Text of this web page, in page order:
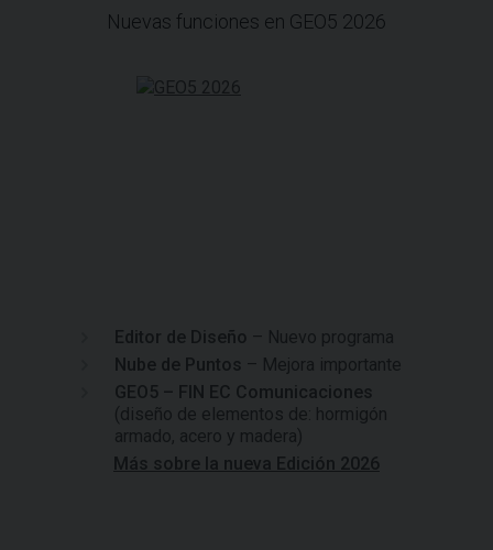
Nuevas funciones en GEO5 2026
Editor de Diseño – Nuevo programa
Nube de Puntos – Mejora importante
GEO5 – FIN EC Comunicaciones
(diseño de elementos de: hormigón
armado, acero y madera)
Más sobre la nueva Edición 2026